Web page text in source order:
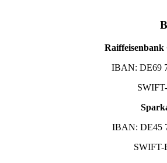
Raiffeisenbank
IBAN: DE69
IBAN: DE45